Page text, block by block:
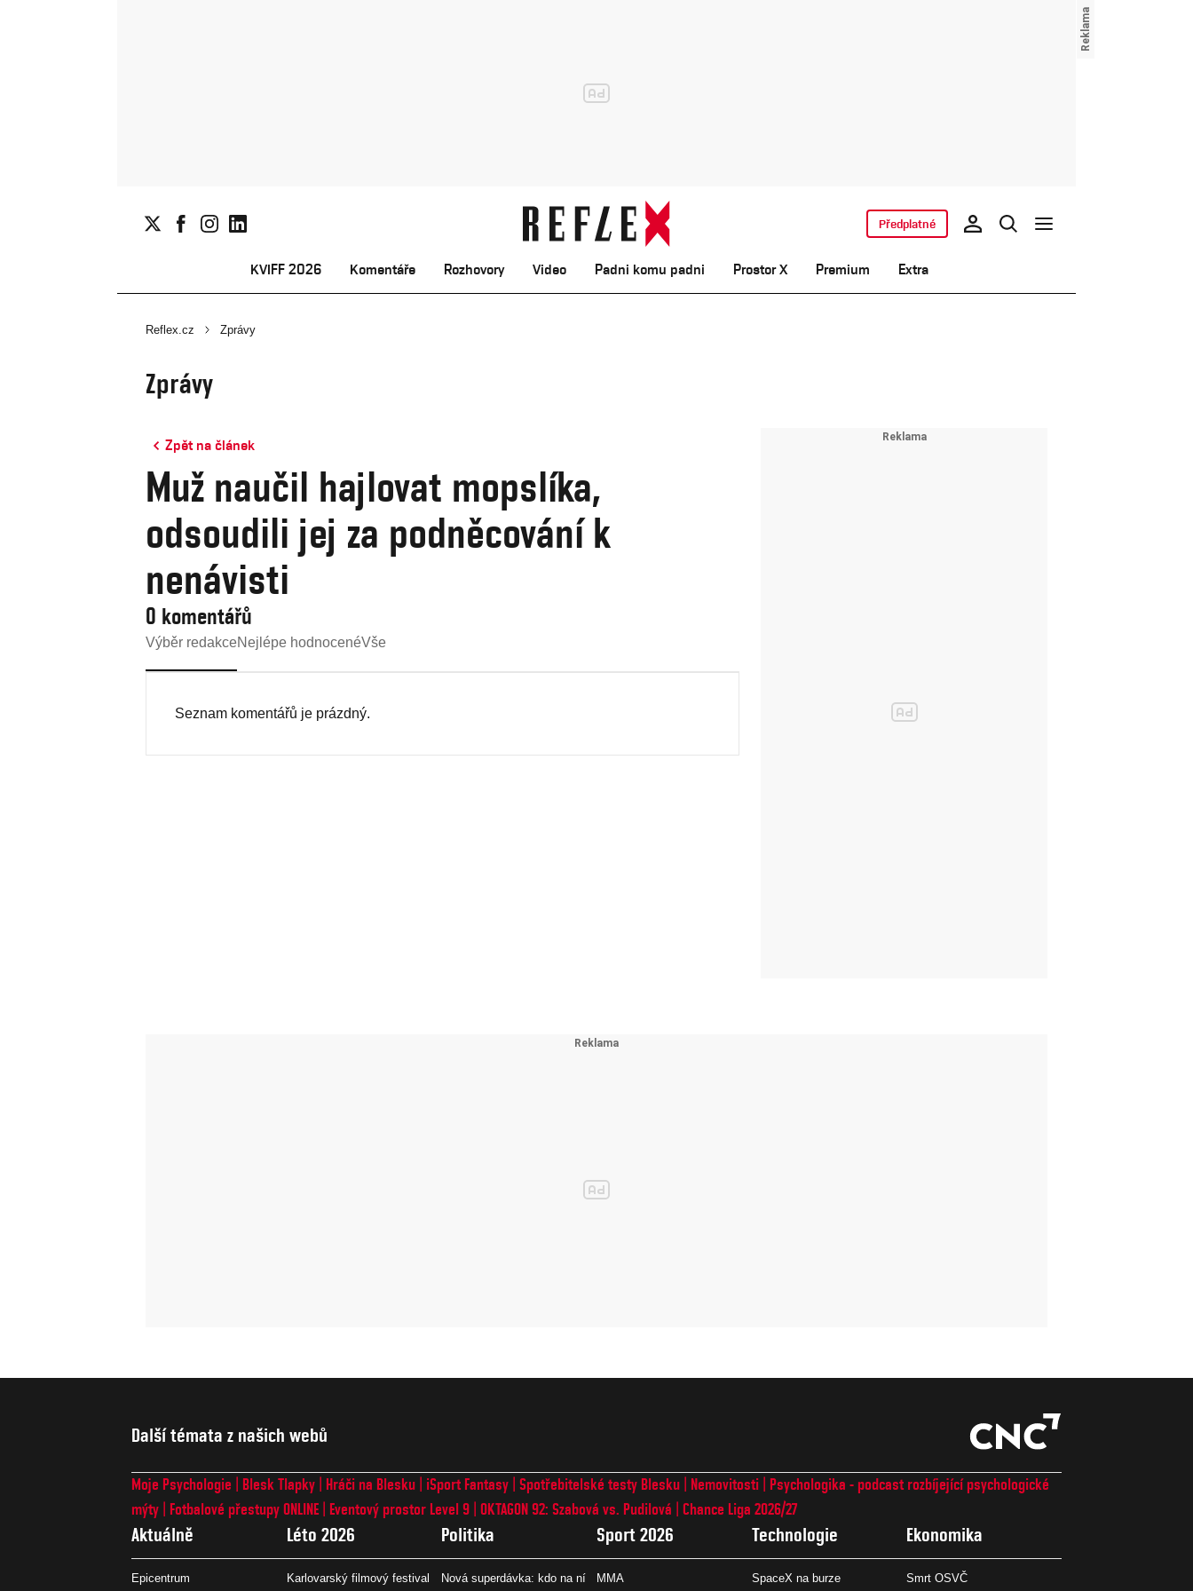
KVIFF 2026 Komentáře Rozhovory Video Padni komu padni Prostor X Premium Extra
Předplatné
Reflex.cz Zprávy
Zprávy
Zpět na článek
Muž naučil hajlovat mopslíka,
odsoudili jej za podněcování k
nenávisti
0 komentářů
Výběr redakceNejlépe hodnocenéVše
Seznam komentářů je prázdný.
Další témata z našich webů
Moje Psychologie Blesk Tlapky Hráči na Blesku iSport Fantasy Spotřebitelské testy Blesku Nemovitosti
Psychologika - podcast rozbíjející psychologické
mýty
Fotbalové přestupy ONLINE Eventový prostor Level 9 OKTAGON 92: Szabová vs. Pudilová Chance Liga 2026/27
Aktuálně
Epicentrum
Léto 2026
Karlovarský filmový festival
Politika
Nová superdávka: kdo na ní
Sport 2026
MMA
Technologie
SpaceX na burze
Ekonomika
Smrt OSVČ